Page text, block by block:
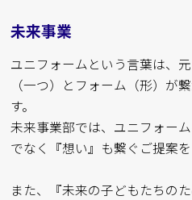
未来事業
ユニフォームという言葉は、
（一つ）とフォーム（形）が
す。
未来事業部では、ユニフォー
でなく『想い』も繋ぐご提案を
また、『未来の子どもたちの